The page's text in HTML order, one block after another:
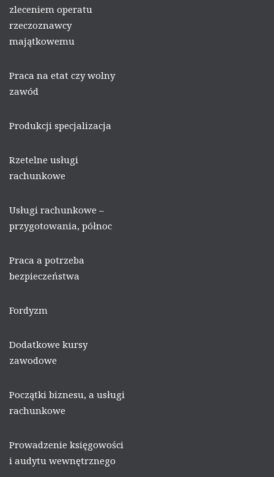
zleceniem operatu
rzeczoznawcy
majątkowemu
Praca na etat czy wolny
zawód
Produkcji specjalizacja
Rzetelne usługi
rachunkowe
Usługi rachunkowe –
przygotowania, północ
Praca a potrzeba
bezpieczeństwa
Fordyzm
Dodatkowe kursy
zawodowe
Początki biznesu, a usługi
rachunkowe
Prowadzenie księgowości
i audytu wewnętrznego